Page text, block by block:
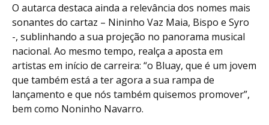
O autarca destaca ainda a relevância dos nomes mais
sonantes do cartaz – Nininho Vaz Maia, Bispo e Syro
-, sublinhando a sua projeção no panorama musical
nacional. Ao mesmo tempo, realça a aposta em
artistas em início de carreira: “o Bluay, que é um jovem
que também está a ter agora a sua rampa de
lançamento e que nós também quisemos promover”,
bem como Noninho Navarro.